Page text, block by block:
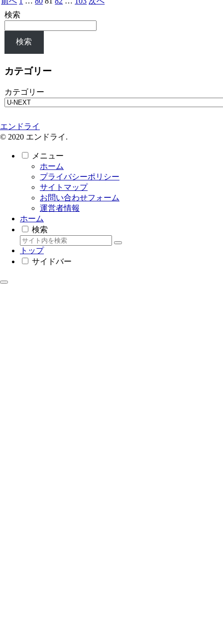
検索
検索
カテゴリー
カテゴリー
エンドライ
© 2020 エンドライ.
メニュー
ホーム
プライバシーポリシー
サイトマップ
お問い合わせフォーム
運営者情報
ホーム
検索
トップ
サイドバー